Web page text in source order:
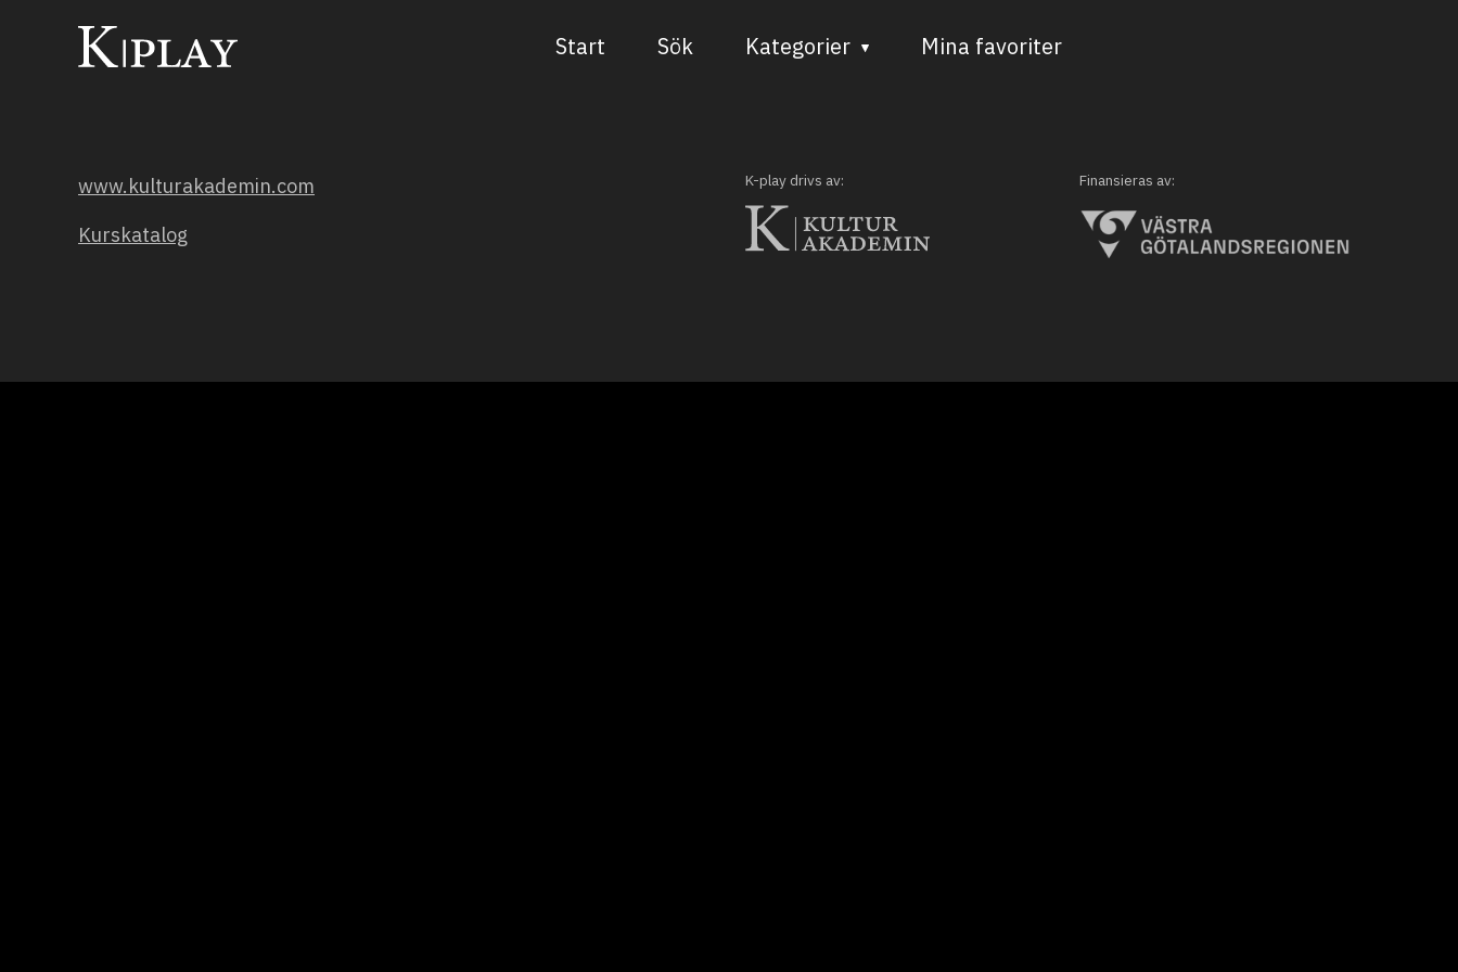
Start Sök Kategorier
Dans
Musik
Mina favoriter
www.kulturakademin.com
Kurskatalog
K-play drivs av: Finansieras av: